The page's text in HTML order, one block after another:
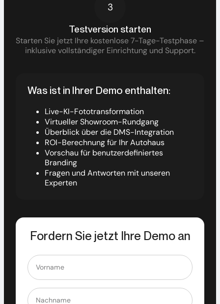
3
Testversion starten
Starten Sie jetzt Ihre kostenlose 7-Tage-Testphase –
inklusive vollständiger Einrichtung und Support.
Was ist in Ihrer Demo enthalten:
Live-KI-Fototransformation
Virtueller Showroom-Rundgang
Überblick über die DMS-Integration
ROI-Berechnung für Ihr Autohaus
Vorschau für benutzerdefiniertes
Branding
Fragen und Antworten mit unseren
Experten
Fordern Sie jetzt Ihre Demo an